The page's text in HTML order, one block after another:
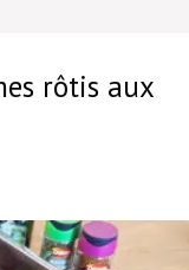
rôtis aux